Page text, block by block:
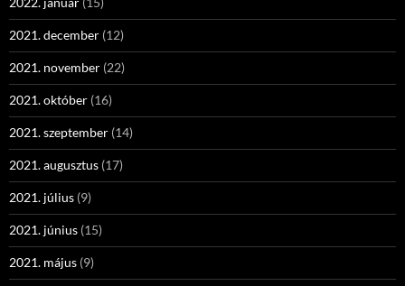
2021. december (12)
2021. november (22)
2021. október (16)
2021. szeptember (14)
2021. augusztus (17)
2021. július (9)
2021. június (15)
2021. május (9)